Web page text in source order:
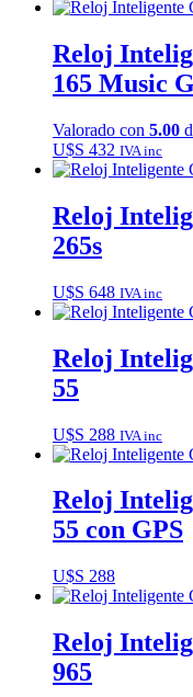
Reloj
165 Music
Valorado con 5.00
U$S 432 IVA inc
Reloj
265s
U$S 648 IVA inc
Reloj
55
U$S 288 IVA inc
Reloj
55 con GPS
U$S 288
Reloj
965